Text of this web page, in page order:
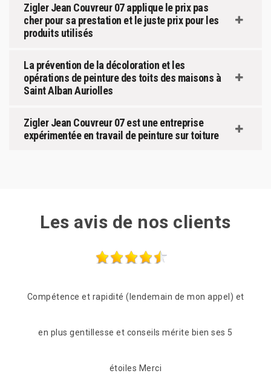
Zigler Jean Couvreur 07 applique le prix pas
cher pour sa prestation et le juste prix pour les
produits utilisés
La prévention de la décoloration et les
opérations de peinture des toits des maisons à
Saint Alban Auriolles
Zigler Jean Couvreur 07 est une entreprise
expérimentée en travail de peinture sur toiture
Les avis de nos clients
Les frères Zigler on était très réactif, passage le
lendemain de mon appel pour une vérification du toit.
C'est suvie pour beaucoup de conseil et de proposition